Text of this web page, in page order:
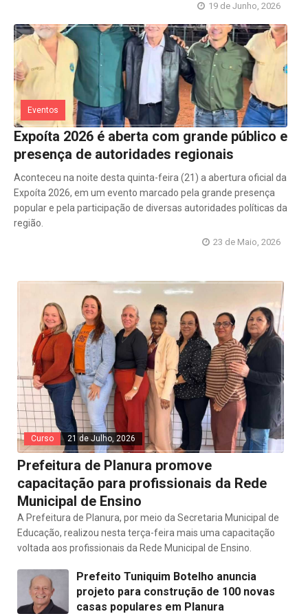
19 de Junho, 2026
Eventos
Expoíta 2026 é aberta com grande público e
presença de autoridades regionais
Aconteceu na noite desta quinta-feira (21) a abertura oficial da
Expoíta 2026, em um evento marcado pela grande presença
popular e pela participação de diversas autoridades políticas da
região.
23 de Maio, 2026
Curso 21 de Julho, 2026
Prefeitura de Planura promove
capacitação para profissionais da Rede
Municipal de Ensino
A Prefeitura de Planura, por meio da Secretaria Municipal de
Educação, realizou nesta terça-feira mais uma capacitação
voltada aos profissionais da Rede Municipal de Ensino.
Prefeito Tuniquim Botelho anuncia
projeto para construção de 100 novas
casas populares em Planura